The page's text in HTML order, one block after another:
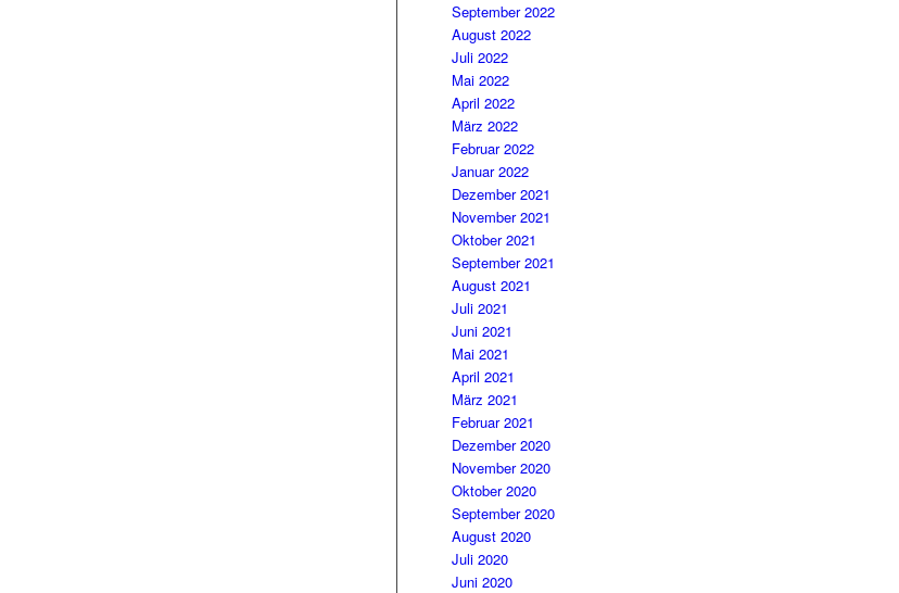
September 2022
August 2022
Juli 2022
Mai 2022
April 2022
März 2022
Februar 2022
Januar 2022
Dezember 2021
November 2021
Oktober 2021
September 2021
August 2021
Juli 2021
Juni 2021
Mai 2021
April 2021
März 2021
Februar 2021
Dezember 2020
November 2020
Oktober 2020
September 2020
August 2020
Juli 2020
Juni 2020